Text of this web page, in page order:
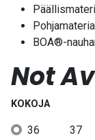
BOA®-
Not
KOKOJA
36 37